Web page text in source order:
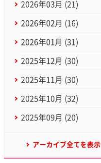
2026年03月 (21)
2026年02月 (16)
2026年01月 (31)
2025年12月 (30)
2025年11月 (30)
2025年10月 (32)
2025年09月 (20)
アーカイブ全てを表示